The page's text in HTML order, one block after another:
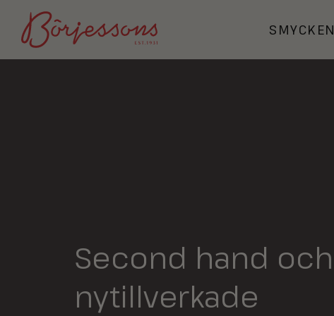
SMYCKEN
Second hand och
nytillverkade